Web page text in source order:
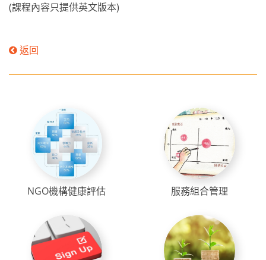
(課程內容只提供英文版本)
返回
NGO機構健康評估 服務組合管理